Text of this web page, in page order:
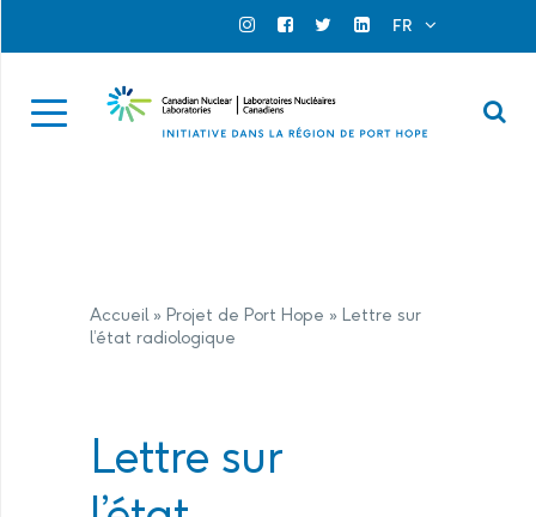
Official InstagramOfficial Facebook
Official TwitterOfficial Linkedin
FR
Accueil» Projet de Port Hope » Lettre sur
l’état radiologique
Lettre sur